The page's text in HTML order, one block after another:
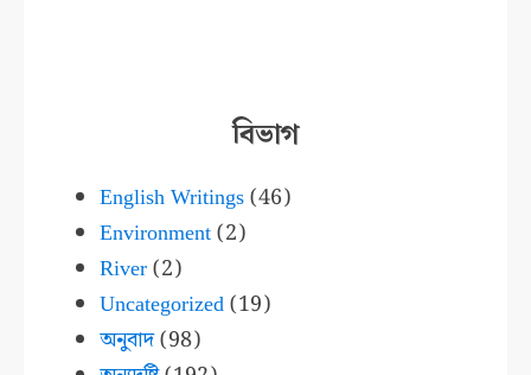
বিভাগ
English Writings(46)
Environment(2)
River(2)
Uncategorized(19)
অনুবাদ(98)